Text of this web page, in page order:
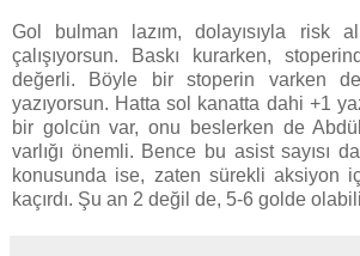
Gol bulman lazım, dolayısıyla risk
çalışıyorsun. Baskı kurarken,
değerli. Böyle bir stoperin varken
yazıyorsun. Hatta sol kanatta dahi +1
bir golcün var, onu beslerken de
varlığı önemli. Bence bu asist sayısı
konusunda ise, zaten sürekli aksiyon
kaçırdı. Şu an 2 değil de, 5-6 golde